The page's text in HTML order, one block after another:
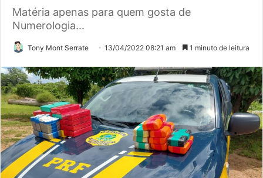
Matéria apenas para quem gosta de
Numerologia...
Tony Mont Serrate 13/04/2022 08:21 am 1 minuto de leitura